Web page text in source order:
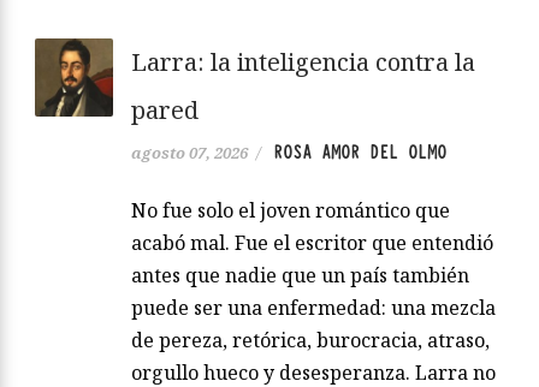
Larra: la inteligencia contra la
pared
agosto 07, 2026 / ROSA AMOR DEL OLMO
No fue solo el joven romántico que
acabó mal. Fue el escritor que entendió
antes que nadie que un país también
puede ser una enfermedad: una mezcla
de pereza, retórica, burocracia, atraso,
orgullo hueco y desesperanza. Larra no